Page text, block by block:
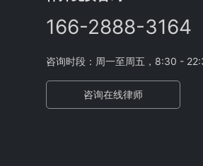
166-2888-3164
咨询时段：周一至周五，8:30 -
咨询在线律师